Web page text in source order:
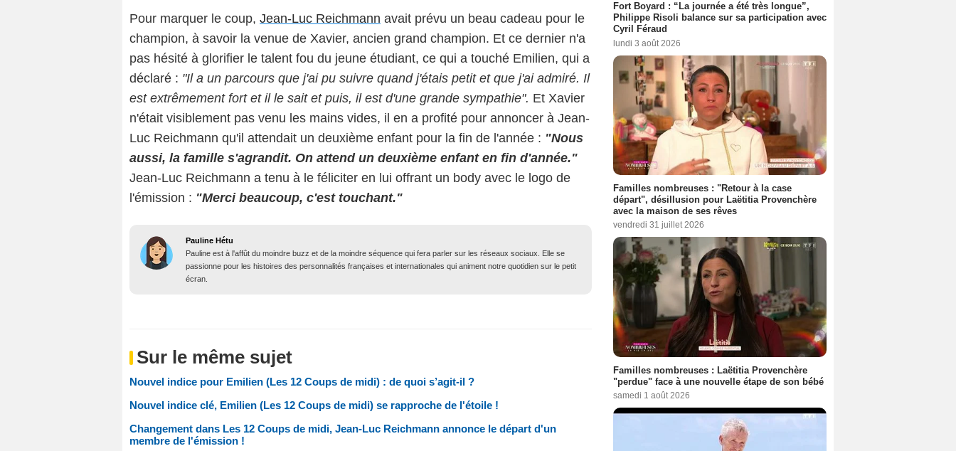
Pour marquer le coup, Jean-Luc Reichmann avait prévu un beau cadeau pour le
champion, à savoir la venue de Xavier, ancien grand champion. Et ce dernier n'a
pas hésité à glorifier le talent fou du jeune étudiant, ce qui a touché Emilien, qui a
déclaré : "Il a un parcours que j'ai pu suivre quand j'étais petit et que j'ai admiré. Il
est extrêmement fort et il le sait et puis, il est d'une grande sympathie". Et Xavier
n'était visiblement pas venu les mains vides, il en a profité pour annoncer à Jean-
Luc Reichmann qu'il attendait un deuxième enfant pour la fin de l'année : "Nous
aussi, la famille s'agrandit. On attend un deuxième enfant en fin d'année."
Jean-Luc Reichmann a tenu à le féliciter en lui offrant un body avec le logo de
l'émission : "Merci beaucoup, c'est touchant."
Pauline Hétu
Pauline est à l'affût du moindre buzz et de la moindre séquence qui fera parler sur les réseaux sociaux. Elle se
passionne pour les histoires des personnalités françaises et internationales qui animent notre quotidien sur le petit
écran.
Sur le même sujet
Nouvel indice pour Emilien (Les 12 Coups de midi) : de quoi s’agit-il ?
Nouvel indice clé, Emilien (Les 12 Coups de midi) se rapproche de l'étoile !
Changement dans Les 12 Coups de midi, Jean-Luc Reichmann annonce le départ d'un
membre de l'émission !
Fort Boyard : “La journée a été très longue”,
Philippe Risoli balance sur sa participation avec
Cyril Féraud
lundi 3 août 2026
Familles nombreuses : "Retour à la case
départ", désillusion pour Laëtitia Provenchère
avec la maison de ses rêves
vendredi 31 juillet 2026
Familles nombreuses : Laëtitia Provenchère
"perdue" face à une nouvelle étape de son bébé
samedi 1 août 2026